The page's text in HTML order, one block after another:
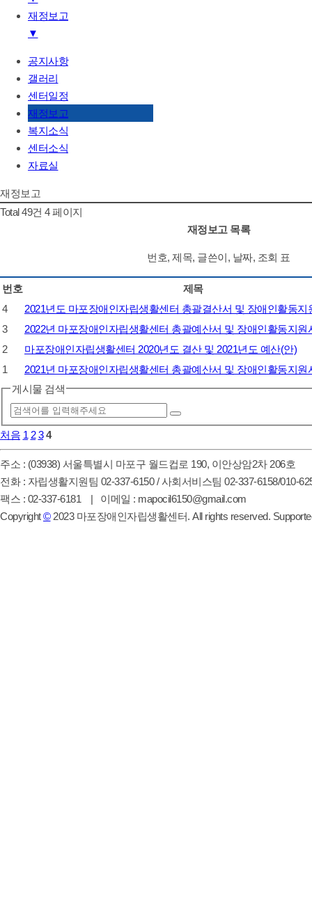
기관소개
알림마당/정보제공
재정보고
▼
갤러리
센터일정
재정보고
복지소식
센터소식
자료실
공지사항
갤러리
센터일정
재정보고
복지소식
센터소식
자료실
재정보고
Total 49건 4 페이지
재정보고 목록
번호, 제목, 글쓴이, 날짜, 조회 표
번호
제목
4
2021년도 마포장애인자립생활센터 총괄결산서 및 장애인활동지
3
​2022년 마포장애인자립생활센터 총괄예산서 및 장애인활동지원
2
마포장애인자립생활센터 2020년도 결산 및 2021년도 예산(안)
1
2021년 마포장애인자립생활센터 총괄예산서 및 장애인활동지원
게시물 검색
처음 1 2 3 4
주소 : (03938) 서울특별시 마포구 월드컵로 190, 이안상암2차 206호
전화 : 자립생활지원팀 02-337-6150 / 사회서비스팀 02-337-6158/010-
팩스 : 02-337-6181 | 이메일 : mapocil6150@gmail.com
Copyright©2023 마포장애인자립생활센터. All rights reserved.